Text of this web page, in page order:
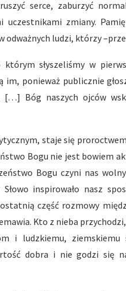
serce, zaburzyć
uczestnikami zmiany.
ludzi, którzy
słyszeliśmy w
ponieważ publicznie
[…] Bóg naszych ojców
staje się
Bogu nie jest bowiem
Bogu czyni nas
inspirowało nasz
część rozmowy
Kto z nieba
i ludzkiemu, ziemskiemu
dobra i nie godzi się